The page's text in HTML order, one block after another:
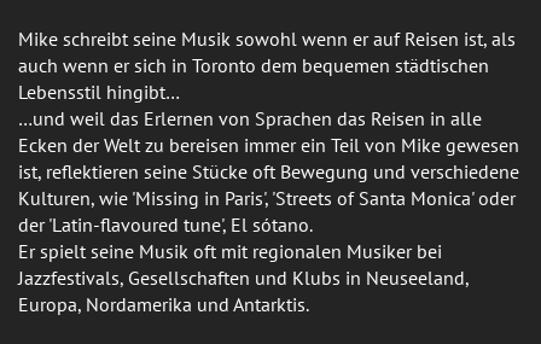
Mike schreibt seine Musik sowohl wenn er auf Reisen ist, als
auch wenn er sich in Toronto dem bequemen städtischen
Lebensstil hingibt…
…und weil das Erlernen von Sprachen das Reisen in alle
Ecken der Welt zu bereisen immer ein Teil von Mike gewesen
ist, reflektieren seine Stücke oft Bewegung und verschiedene
Kulturen, wie 'Missing in Paris', 'Streets of Santa Monica' oder
der 'Latin-flavoured tune', El sótano.
Er spielt seine Musik oft mit regionalen Musiker bei
Jazzfestivals, Gesellschaften und Klubs in Neuseeland,
Europa, Nordamerika und Antarktis.